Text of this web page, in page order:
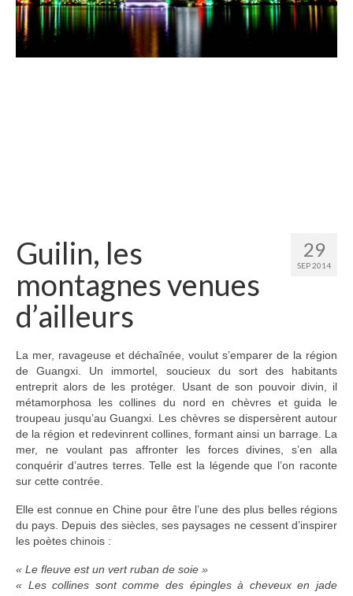
Colombie
Etats-Unis
Laos
Chine
Kazakhstan
Kirghizstan
Ouzbekistan
Turkmenistan
Iran
Turquie
Malte
Préparatifs
Autres voyages
29
SEP 2014
Guilin, les
montagnes venues
d’ailleurs
La mer, ravageuse et déchaînée, voulut s’emparer de la région
de Guangxi. Un immortel, soucieux du sort des habitants
entreprit alors de les protéger. Usant de son pouvoir divin, il
métamorphosa les collines du nord en chèvres et guida le
troupeau jusqu’au Guangxi. Les chèvres se dispersèrent autour
de la région et redevinrent collines, formant ainsi un barrage. La
mer, ne voulant pas affronter les forces divines, s’en alla
conquérir d’autres terres. Telle est la légende que l’on raconte
sur cette contrée.
Elle est connue en Chine pour être l’une des plus belles régions
du pays. Depuis des siècles, ses paysages ne cessent d’inspirer
les poètes chinois :
« Le fleuve est un vert ruban de soie »
« Les collines sont comme des épingles à cheveux en jade